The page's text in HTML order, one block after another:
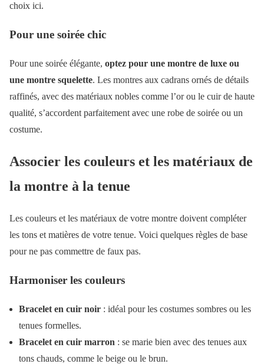
choix ici.
Pour une soirée chic
Pour une soirée élégante, optez pour une montre de luxe ou
une montre squelette. Les montres aux cadrans ornés de détails
raffinés, avec des matériaux nobles comme l’or ou le cuir de haute
qualité, s’accordent parfaitement avec une robe de soirée ou un
costume.
Associer les couleurs et les matériaux de
la montre à la tenue
Les couleurs et les matériaux de votre montre doivent compléter
les tons et matières de votre tenue. Voici quelques règles de base
pour ne pas commettre de faux pas.
Harmoniser les couleurs
Bracelet en cuir noir : idéal pour les costumes sombres ou les
tenues formelles.
Bracelet en cuir marron : se marie bien avec des tenues aux
tons chauds, comme le beige ou le brun.